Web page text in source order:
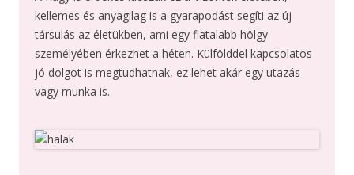
kellemes és anyagilag is a gyarapodást segíti az új
társulás az életükben, ami egy fiatalabb hölgy
személyében érkezhet a héten. Külfölddel kapcsolatos
jó dolgot is megtudhatnak, ez lehet akár egy utazás
vagy munka is.